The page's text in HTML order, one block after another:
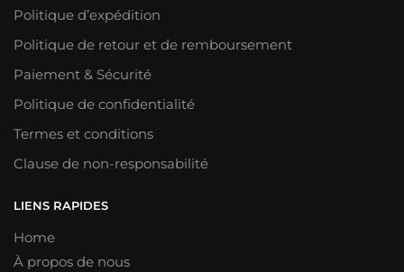
Politique d’expédition
Politique de retour et de remboursement
Paiement & Sécurité
Politique de confidentialité
Termes et conditions
Clause de non-responsabilité
LIENS RAPIDES
Home
À propos de nous